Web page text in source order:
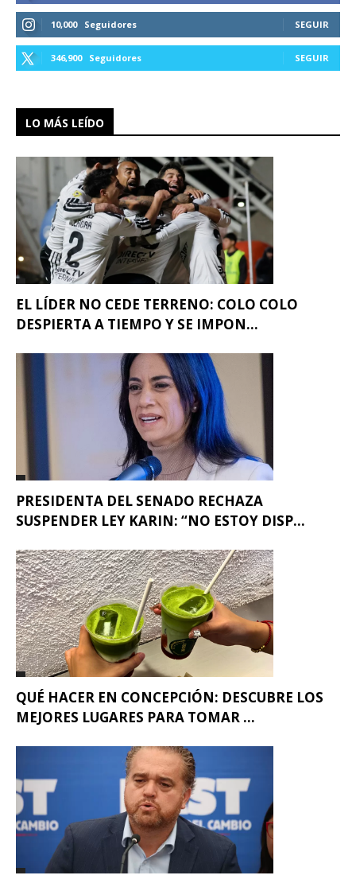
10,000 Seguidores SEGUIR
346,900 Seguidores SEGUIR
LO MÁS LEÍDO
EL LÍDER NO CEDE TERRENO: COLO COLO
DESPIERTA A TIEMPO Y SE IMPON...
PRESIDENTA DEL SENADO RECHAZA
SUSPENDER LEY KARIN: “NO ESTOY DISP...
QUÉ HACER EN CONCEPCIÓN: DESCUBRE LOS
MEJORES LUGARES PARA TOMAR ...